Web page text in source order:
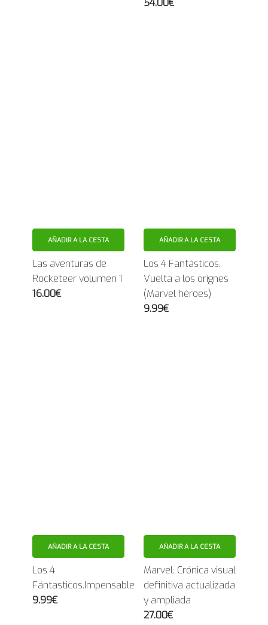
54.00€
AÑADIR A LA CESTA
Las aventuras de
Rocketeer volumen 1
16.00€
AÑADIR A LA CESTA
Los 4 Fantásticos.
Vuelta a los orígnes
(Marvel héroes)
9.99€
AÑADIR A LA CESTA
Los 4
Fántasticos.Impensable
9.99€
AÑADIR A LA CESTA
Marvel. Crónica visual
definitiva actualizada
y ampliada
27.00€